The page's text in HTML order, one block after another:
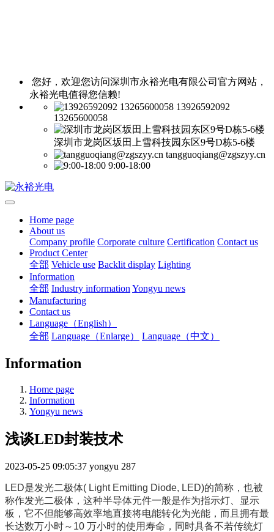
您好，欢迎您访问深圳市永裕光电有限公司官方网站，
永裕光电值得您信赖!
13926592092
13265600058
深圳市龙岗区坂田上雪科技园东区9号D栋5-6楼
tangguoqiang@zgszyy.cn
9:00-18:00
Home page
About us
Company profile Corporate culture Certification Contact us
Product Center
全部 Vehicle use Backlit display Lighting
Information
全部 Industry information Yongyu news
Manufacturing
Contact us
Language（English）
全部 Language（Enlarge） Language（中文）
Information
Home page
Information
Yongyu news
浅谈LED封装技术
2023-05-25 09:05:37 yongyu 287
LED是发光二极体( Light Emitting Diode, LED)的简称，也被
称作发光二极体，这种半导体元件一般是作为指示灯、显示
板，它不但能够高效率地直接将电能转化为光能，而且拥有最
长达数万小时～10 万小时的使用寿命，同时具备不若传统灯